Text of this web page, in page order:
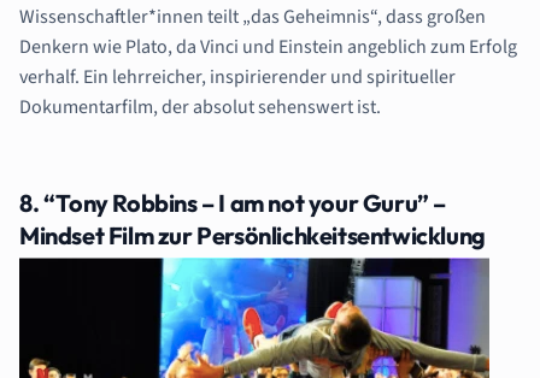
Wissenschaftler*innen teilt „das Geheimnis“,dass großen
Denkern wie Plato, da Vinci und Einstein angeblich zum Erfolg
verhalf. Ein lehrreicher, inspirierender und spiritueller
Dokumentarfilm, der absolut sehenswertist.
8. “Tony Robbins – I am not your Guru” –
Mindset Film zur Persönlichkeitsentwicklung